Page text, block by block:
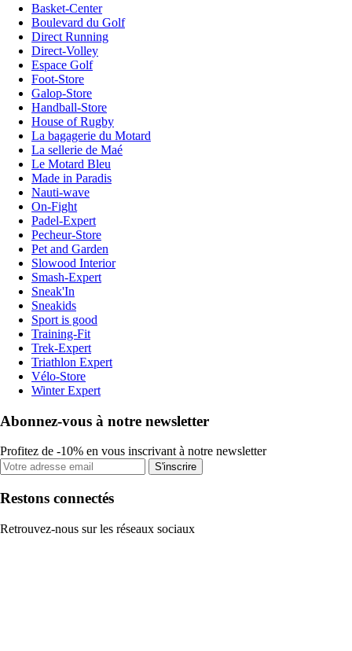
Basket-Center
Boulevard du Golf
Direct Running
Direct-Volley
Espace Golf
Foot-Store
Galop-Store
Handball-Store
House of Rugby
La bagagerie du Motard
La sellerie de Maé
Le Motard Bleu
Made in Paradis
Nauti-wave
On-Fight
Padel-Expert
Pecheur-Store
Pet and Garden
Slowood Interior
Smash-Expert
Sneak'In
Sneakids
Sport is good
Training-Fit
Trek-Expert
Triathlon Expert
Vélo-Store
Winter Expert
Abonnez-vous à notre newsletter
Profitez de -10% en vous inscrivant à notre newsletter
S'inscrire
Restons connectés
Retrouvez-nous sur les réseaux sociaux